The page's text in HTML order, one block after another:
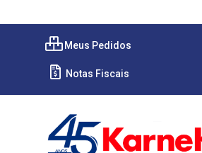
Meus Pedidos
Notas Fiscais